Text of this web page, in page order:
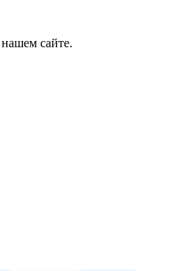
сайте.